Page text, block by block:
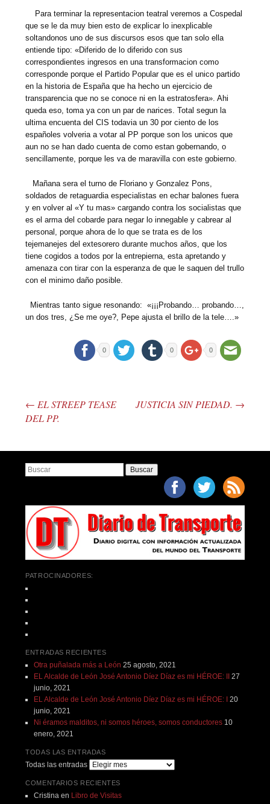
Para terminar la representacion teatral veremos a Cospedal
que se le da muy bien esto de explicar lo inexplicable
soltandonos uno de sus discursos esos que tan solo ella
entiende tipo: «Diferido de lo diferido con sus
correspondientes ingresos en una transformacion como
corresponde porque el Partido Popular que es el unico partido
en la historia de España que ha hecho un ejercicio de
transparencia que no se conoce ni en la estratosfera». Ahi
queda eso, toma ya con un par de narices. Total segun la
ultima encuenta del CIS todavia un 30 por ciento de los
españoles volveria a votar al PP porque son los unicos que
aun no se han dado cuenta de como estan gobernando, o
sencillamente, porque les va de maravilla con este gobierno.
Mañana sera el turno de Floriano y Gonzalez Pons,
soldados de retaguardia especialistas en echar balones fuera
y en volver al «Y tu mas» cargando contra los socialistas que
es el arma del cobarde para negar lo innegable y cabrear al
personal, porque ahora de lo que se trata es de los
tejemanejes del extesorero durante muchos años, que los
tiene cogidos a todos por la entrepierna, esta apretando y
amenaza con tirar con la esperanza de que le saquen del trullo
con el minimo daño posible.
Mientras tanto sigue resonando: «¡¡¡Probando… probando…,
un dos tres, ¿Se me oye?, Pepe ajusta el brillo de la tele….»
0 0 0
Post navigation
← EL STREEP TEASE
DEL PP.
JUSTICIA SIN PIEDAD. →
Buscar
PATROCINADORES:
ENTRADAS RECIENTES
Otra puñalada más a León 25 agosto, 2021
EL Alcalde de León José Antonio Díez Díaz es mi HÉROE: II
27
junio, 2021
EL Alcalde de León José Antonio Díez Díaz es mi HÉROE: I
20
junio, 2021
Ni éramos malditos, ni somos héroes, somos conductores 10
enero, 2021
TODAS LAS ENTRADAS
Todas las entradas
COMENTARIOS RECIENTES
Cristinaen Libro de Visitas